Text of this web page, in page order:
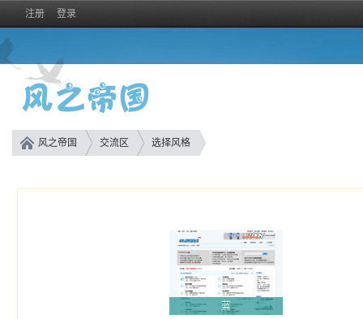
注册 登录
风之帝国 交流区 选择风格
蓝